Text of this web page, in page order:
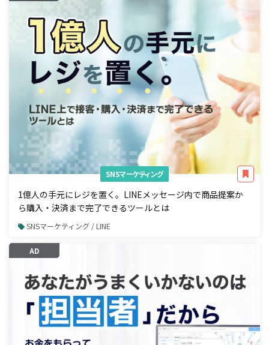
SNSマーケティング
1億人の手元にレジを置く。LINEメッセージ内で商品提案か
ら購入・決済まで完了できるツールとは
SNSマーケティング / LINE
AD